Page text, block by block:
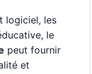
logiciel, les
le
peut fournir
et